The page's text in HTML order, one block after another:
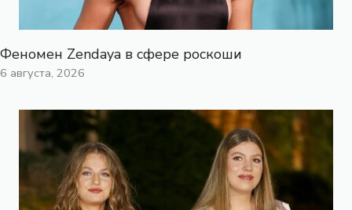
Феномен Zendaya в сфере роскоши
6 августа, 2026